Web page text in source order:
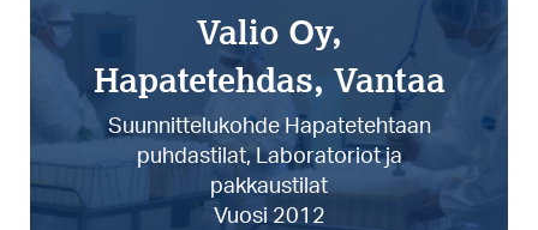
Valio Oy,
Hapatetehdas, Vantaa
Suunnittelukohde Hapatetehtaan
puhdastilat, Laboratoriot ja
pakkaustilat
Vuosi 2012